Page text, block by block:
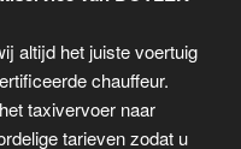
altijd het juiste voertuig
chauffeur.
taxivervoer naar
tarieven zodat u